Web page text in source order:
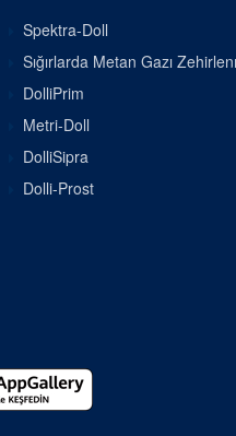
Spektra-Doll
Sığırlarda Metan Gazı
DolliPrim
Metri-Doll
DolliSipra
Dolli-Prost